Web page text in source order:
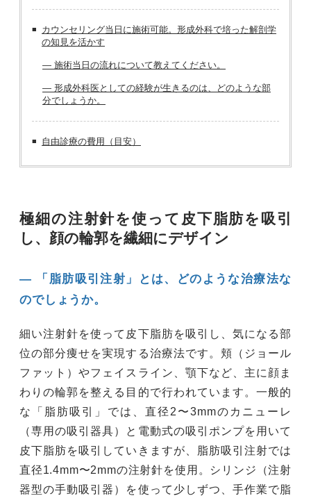
カウンセリング当日に施術可能。形成外科で培った解剖学
の知見を活かす
― 施術当日の流れについて教えてください。
― 形成外科医としての経験が生きるのは、どのような部
分でしょうか。
自由診療の費用（目安）
極細の注射針を使って皮下脂肪を吸引
し、顔の輪郭を繊細にデザイン
― 「脂肪吸引注射」とは、どのような治療法な
のでしょうか。
細い注射針を使って皮下脂肪を吸引し、気になる部
位の部分痩せを実現する治療法です。頬（ジョール
ファット）やフェイスライン、顎下など、主に顔ま
わりの輪郭を整える目的で行われています。一般的
な「脂肪吸引」では、直径2〜3mmのカニューレ
（専用の吸引器具）と電動式の吸引ポンプを用いて
皮下脂肪を吸引していきますが、脂肪吸引注射では
直径1.4mm〜2mmの注射針を使用。シリンジ（注射
器型の手動吸引器）を使って少しずつ、手作業で脂